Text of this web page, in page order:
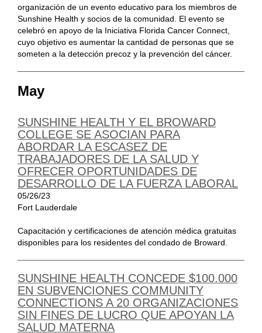
organización de un evento educativo para los miembros de
Sunshine Health y socios de la comunidad. El evento se
celebró en apoyo de la Iniciativa Florida Cancer Connect,
cuyo objetivo es aumentar la cantidad de personas que se
someten a la detección precoz y la prevención del cáncer.
May
SUNSHINE HEALTH Y EL BROWARD
COLLEGE SE ASOCIAN PARA
ABORDAR LA ESCASEZ DE
TRABAJADORES DE LA SALUD Y
OFRECER OPORTUNIDADES DE
DESARROLLO DE LA FUERZA LABORAL
05/26/23
Fort Lauderdale
Capacitación y certificaciones de atención médica gratuitas
disponibles para los residentes del condado de Broward.
SUNSHINE HEALTH CONCEDE $100.000
EN SUBVENCIONES COMMUNITY
CONNECTIONS A 20 ORGANIZACIONES
SIN FINES DE LUCRO QUE APOYAN LA
SALUD MATERNA